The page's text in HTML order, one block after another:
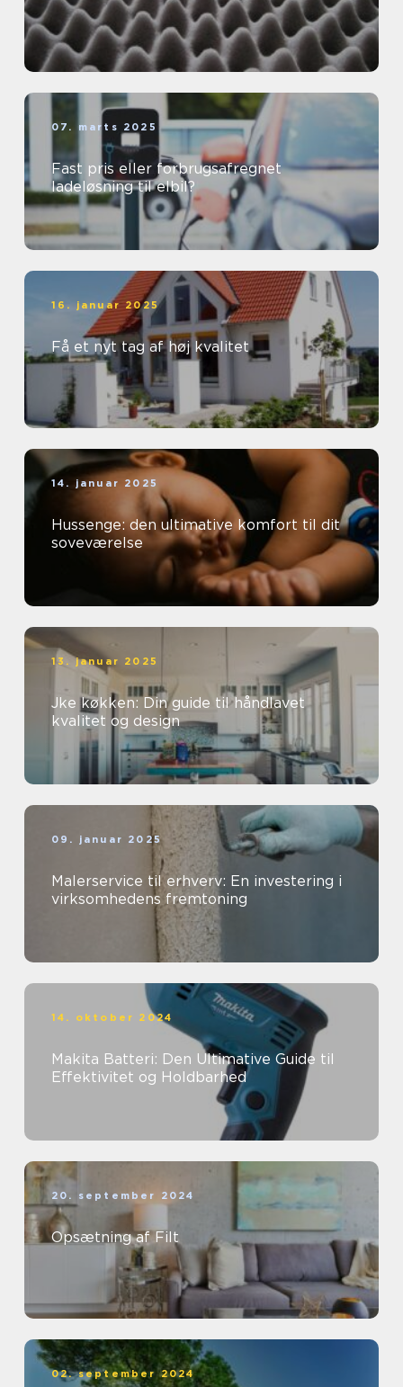
07. marts 2025
Fast pris eller forbrugsafregnet
ladeløsning til elbil?
16. januar 2025
Få et nyt tag af høj kvalitet
14. januar 2025
Hussenge: den ultimative komfort til dit
soveværelse
13. januar 2025
Jke køkken: Din guide til håndlavet
kvalitet og design
09. januar 2025
Malerservice til erhverv: En investering i
virksomhedens fremtoning
14. oktober 2024
Makita Batteri: Den Ultimative Guide til
Effektivitet og Holdbarhed
20. september 2024
Opsætning af Filt
02. september 2024